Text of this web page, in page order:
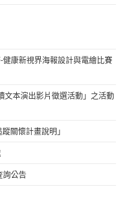
康新視界海報設計與電繪比賽
文本演出影片徵選活動」之活動
關懷計畫說明」
詢公告